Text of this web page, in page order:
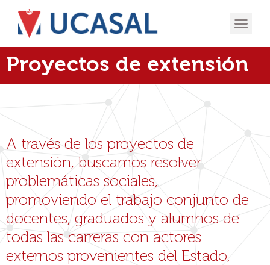
Proyectos de extensión
A través de los proyectos de
extensión, buscamos resolver
problemáticas sociales,
promoviendo el trabajo conjunto de
docentes, graduados y alumnos de
todas las carreras con actores
externos provenientes del Estado,